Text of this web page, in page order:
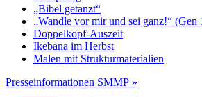
„Bibel getanzt“
„Wandle vor mir und sei ganz!“ (Gen
Doppelkopf-Auszeit
Ikebana im Herbst
Malen mit Strukturmaterialien
Presseinformationen SMMP »